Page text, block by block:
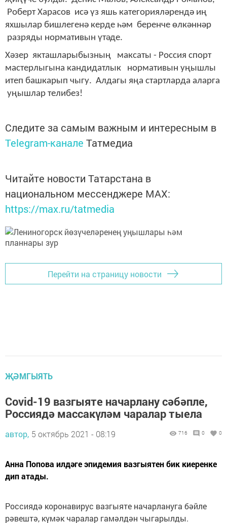
Роберт Харасов исә үз яшь категорияләрендә иң
яхшылар бишлегенә керде һәм беренче өлкәннәр
разряды нормативын үтәде.
Хәзер якташларыбызның максаты - Россия спорт
мастерлыгына кандидатлык нормативын уңышлы
итеп башкарып чыгу. Алдагы яңа стартларда аларга
уңышлар телибез!
Следите за самым важным и интересным в
Telegram-канале Татмедиа
Читайте новости Татарстана в
национальном мессенджере MАХ:
https://max.ru/tatmedia
Перейти на страницу новости
ҖӘМГЫЯТЬ
Covid-19 вазгыяте начарлану сәбәпле,
Россиядә массакүләм чаралар тыела
автор, 5 октябрь 2021 - 08:19 716 0 0
Анна Попова илдәге эпидемия вазгыятен бик киеренке
дип атады.
Россиядә коронавирус вазгыяте начарлануга бәйле
рәвештә, күмәк чаралар гамәлдән чыгарылды.